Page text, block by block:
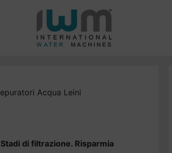
Acqua Leini
di filtrazione. Risparmia